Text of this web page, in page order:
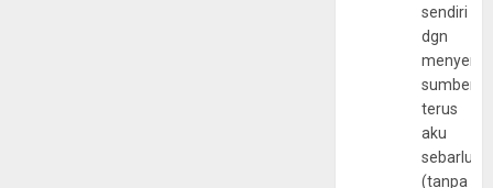
sendiri
dgn
sumber
terus
aku
(tanpa